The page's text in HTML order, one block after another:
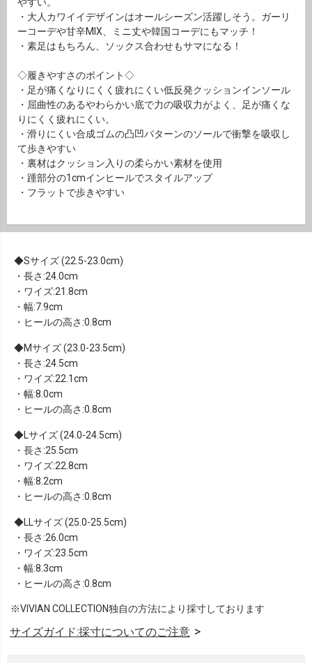
・大人カワイイデザインはオールシーズン活躍しそう。ガーリ
ーコーデや甘辛MIX、ミニ丈や韓国コーデにもマッチ！
・素足はもちろん、ソックス合わせもサマになる！
◇履きやすさのポイント◇
・足が痛くなりにくく疲れにくい低反発クッションインソール
・屈曲性のあるやわらかい底で力の吸収力がよく、足が痛くな
りにくく疲れにくい。
・滑りにくい合成ゴムの凸凹パターンのソールで衝撃を吸収し
て歩きやすい
・裏材はクッション入りの柔らかい素材を使用
・踵部分の1cmインヒールでスタイルアップ
・フラットで歩きやすい
Sサイズ (22.5-23.0cm)
・長さ:24.0cm
・ワイズ:21.8cm
・幅:7.9cm
・ヒールの高さ:0.8cm
Mサイズ (23.0-23.5cm)
・長さ:24.5cm
・ワイズ:22.1cm
・幅:8.0cm
・ヒールの高さ:0.8cm
Lサイズ (24.0-24.5cm)
・長さ:25.5cm
・ワイズ:22.8cm
・幅:8.2cm
・ヒールの高さ:0.8cm
LLサイズ (25.0-25.5cm)
・長さ:26.0cm
・ワイズ:23.5cm
・幅:8.3cm
・ヒールの高さ:0.8cm
※VIVIAN COLLECTION独自の方法により採寸しております
サイズガイド:採寸についてのご注意